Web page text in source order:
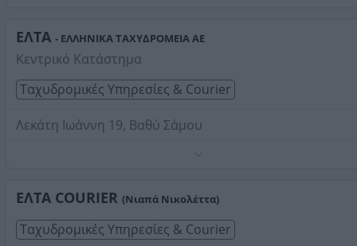
ΕΛΤΑ - ΕΛΛΗΝΙΚΑ ΤΑΧΥΔΡΟΜΕΙΑ ΑΕ
Κεντρικό Κατάστημα
Ταχυδρομικές Υπηρεσίες & Courier
Λεκάτη Ιωάννη 19, Βαθύ Σάμου
ΕΛΤΑ COURIER (Νιαπά Νικολέττα)
Ταχυδρομικές Υπηρεσίες & Courier